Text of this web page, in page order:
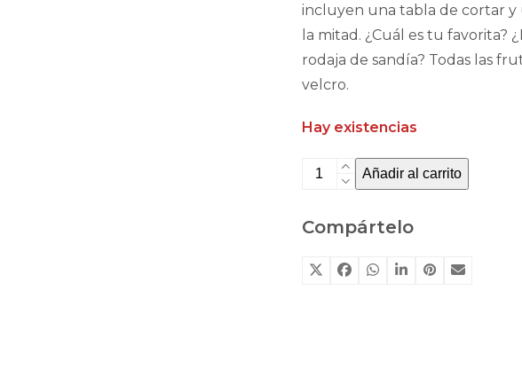
incluyen una tabla de cortar y
la mitad. ¿Cuál es tu favorita?
rodaja de sandía? Todas las
velcro.
Hay existencias
Frutas
Dutch
Añadir al carrito
Compártelo